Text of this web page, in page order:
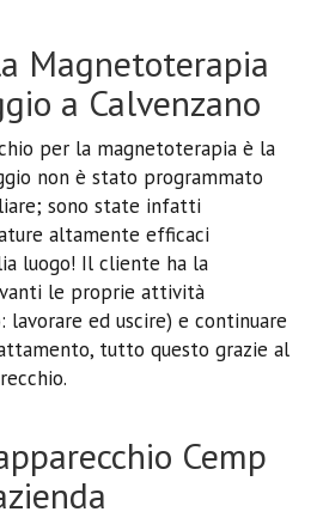
Magnetoterapia
a Calvenzano
per la magnetoterapia è la
non è stato programmato
sono state infatti
altamente efficaci
luogo! Il cliente ha la
le proprie attività
lavorare ed uscire) e continuare
tutto questo grazie al
Cemp